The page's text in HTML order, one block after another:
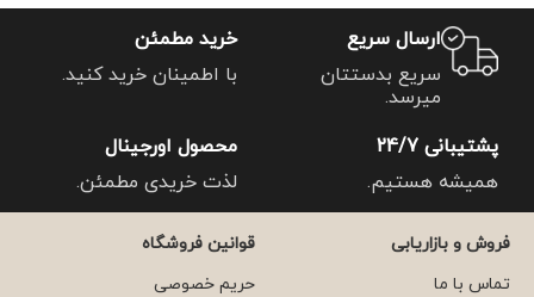
ارسال سریع
سریع بدستتان
میرسد.
خرید مطمئن
با اطمینان خرید کنید.
پشتیبانی 24/7
همیشه هستیم.
محصول اورجینال
لذت خریدی مطمئن.
فروش و بازاریابی
تماس با ما
قوانین فروشگاه
حریم خصوصی